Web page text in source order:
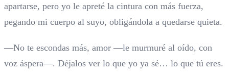
apartarse, pero yo le apreté la cintura con más fuerza,
pegando mi cuerpo al suyo, obligándola a quedarse quieta.
—No te escondas más, amor —le murmuré al oído, con
voz áspera—. Déjalos ver lo que yo ya sé… lo que tú eres.